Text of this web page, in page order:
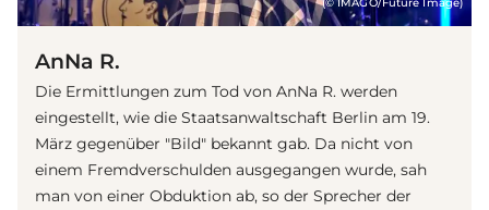
(© IMAGO/Future Image)
AnNa R.
Die Ermittlungen zum Tod von AnNa R. werden
eingestellt, wie die Staatsanwaltschaft Berlin am 19.
März gegenüber "Bild" bekannt gab. Da nicht von
einem Fremdverschulden ausgegangen wurde, sah
man von einer Obduktion ab, so der Sprecher der